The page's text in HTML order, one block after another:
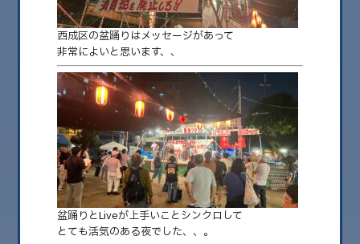
2026.05
2026.04
2026.03
2026.02
2026.01
2025.12
2025.11
2025.10
西成区の盆踊りはメッセージがあって
非常によいと思います、、
盆踊りとLiveが上手いことシンクロして
とても活気のある夜でした、、。